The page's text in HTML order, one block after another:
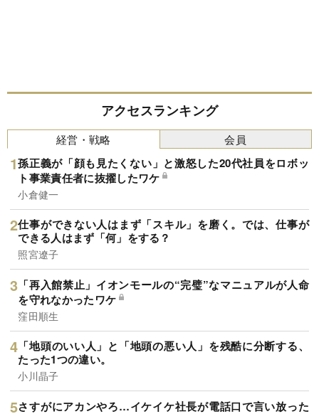
アクセスランキング
経営・戦略
孫正義が「顔も見たくない」と激怒した20代社員をロボッ
ト事業責任者に抜擢したワケ
小倉健一
仕事ができない人はまず「スキル」を磨く。では、仕事が
できる人はまず「何」をする？
照宮遼子
「再入館禁止」イオンモールの“完璧”なマニュアルが人命
を守れなかったワケ
窪田順生
「地頭のいい人」と「地頭の悪い人」を残酷に分断する、
たった1つの違い。
小川晶子
さすがにアカンやろ…イケイケ社長が電話口で言い放った
会員